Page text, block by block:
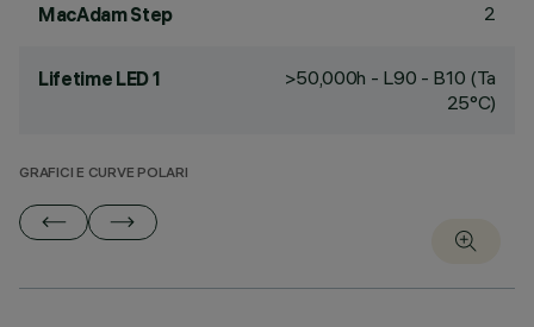
MacAdam Step 2
Lifetime LED 1
>50,000h - L90 - B10 (Ta
25°C)
GRAFICI E CURVE POLARI